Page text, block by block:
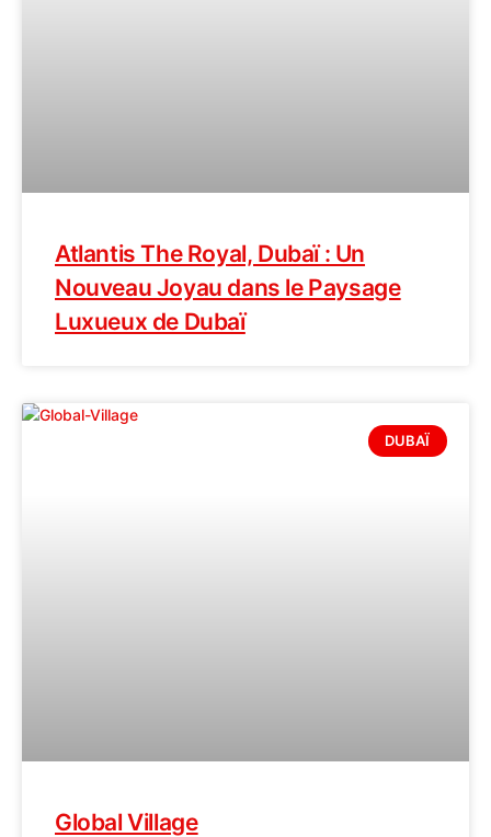
Atlantis The Royal, Dubaï : Un
Nouveau Joyau dans le Paysage
Luxueux de Dubaï
DUBAÏ
Global Village